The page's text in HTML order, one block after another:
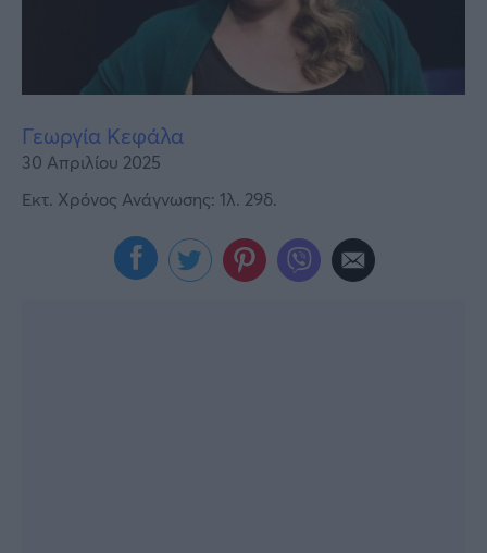
Γεωργία Κεφάλα
30 Απριλίου 2025
Εκτ. Χρόνος Ανάγνωσης: 1λ. 29δ.